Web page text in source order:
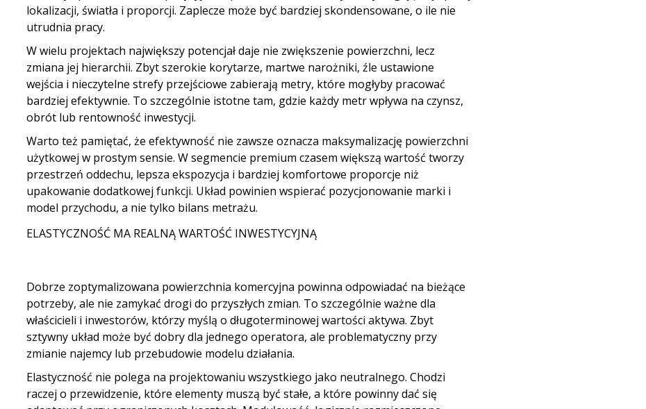
lokalizacji, światła i proporcji. Zaplecze może być bardziej skondensowane, o ile nie
utrudnia pracy.
W wielu projektach największy potencjał daje nie zwiększenie powierzchni, lecz
zmiana jej hierarchii. Zbyt szerokie korytarze, martwe narożniki, źle ustawione
wejścia i nieczytelne strefy przejściowe zabierają metry, które mogłyby pracować
bardziej efektywnie. To szczególnie istotne tam, gdzie każdy metr wpływa na czynsz,
obrót lub rentowność inwestycji.
Warto też pamiętać, że efektywność nie zawsze oznacza maksymalizację powierzchni
użytkowej w prostym sensie. W segmencie premium czasem większą wartość tworzy
przestrzeń oddechu, lepsza ekspozycja i bardziej komfortowe proporcje niż
upakowanie dodatkowej funkcji. Układ powinien wspierać pozycjonowanie marki i
model przychodu, a nie tylko bilans metrażu.
ELASTYCZNOŚĆ MA REALNĄ WARTOŚĆ INWESTYCYJNĄ
Dobrze zoptymalizowana powierzchnia komercyjna powinna odpowiadać na bieżące
potrzeby, ale nie zamykać drogi do przyszłych zmian. To szczególnie ważne dla
właścicieli i inwestorów, którzy myślą o długoterminowej wartości aktywa. Zbyt
sztywny układ może być dobry dla jednego operatora, ale problematyczny przy
zmianie najemcy lub przebudowie modelu działania.
Elastyczność nie polega na projektowaniu wszystkiego jako neutralnego. Chodzi
raczej o przewidzenie, które elementy muszą być stałe, a które powinny dać się